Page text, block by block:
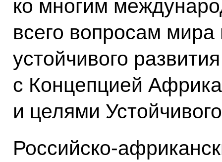
ко многим
всего вопросам мира
устойчивого
с Концепцией
и целями
Российско-